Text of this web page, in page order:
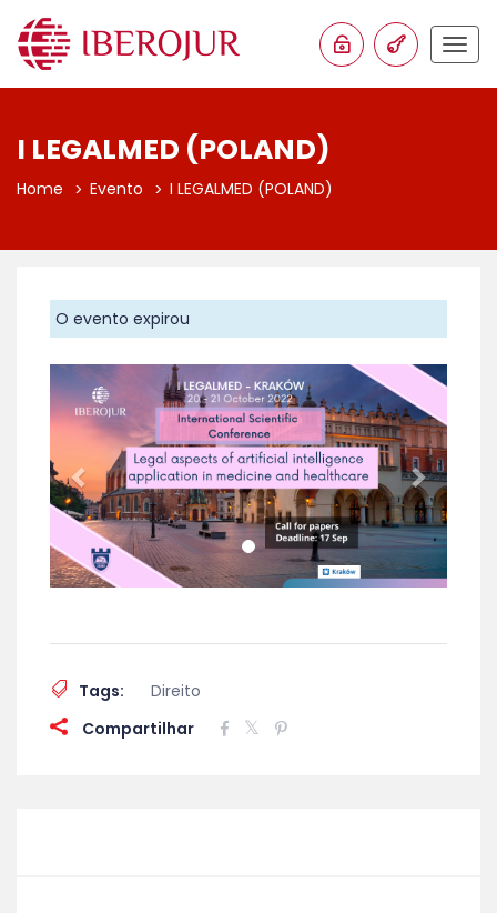
I LEGALMED (POLAND)
Home Evento I LEGALMED (POLAND)
O evento expirou
Anterior
Tags:
Direito
Compartilhar